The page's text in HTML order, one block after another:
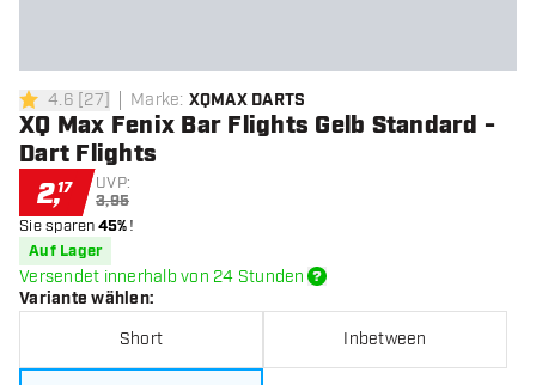
4.6 Bewertungssterne
4.6 [27] Marke: XQMAX DARTS
XQ Max Fenix Bar Flights Gelb Standard -
Dart Flights
2,17 UVP:
3,95
Sie sparen45%!
Auf Lager
Versendet innerhalb von 24 Stunden
Variante wählen:
Short Inbetween